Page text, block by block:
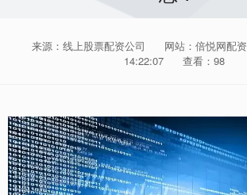
来源：线上股票配资公司 网站：倍悦网配资
14:22:07
查看：98